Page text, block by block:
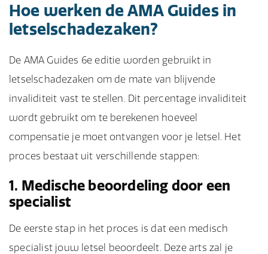
Hoe werken de AMA Guides in
letselschadezaken?
De AMA Guides 6e editie worden gebruikt in
letselschadezaken om de mate van blijvende
invaliditeit vast te stellen. Dit percentage invaliditeit
wordt gebruikt om te berekenen hoeveel
compensatie je moet ontvangen voor je letsel. Het
proces bestaat uit verschillende stappen:
1. Medische beoordeling door een
specialist
De eerste stap in het proces is dat een medisch
specialist jouw letsel beoordeelt. Deze arts zal je